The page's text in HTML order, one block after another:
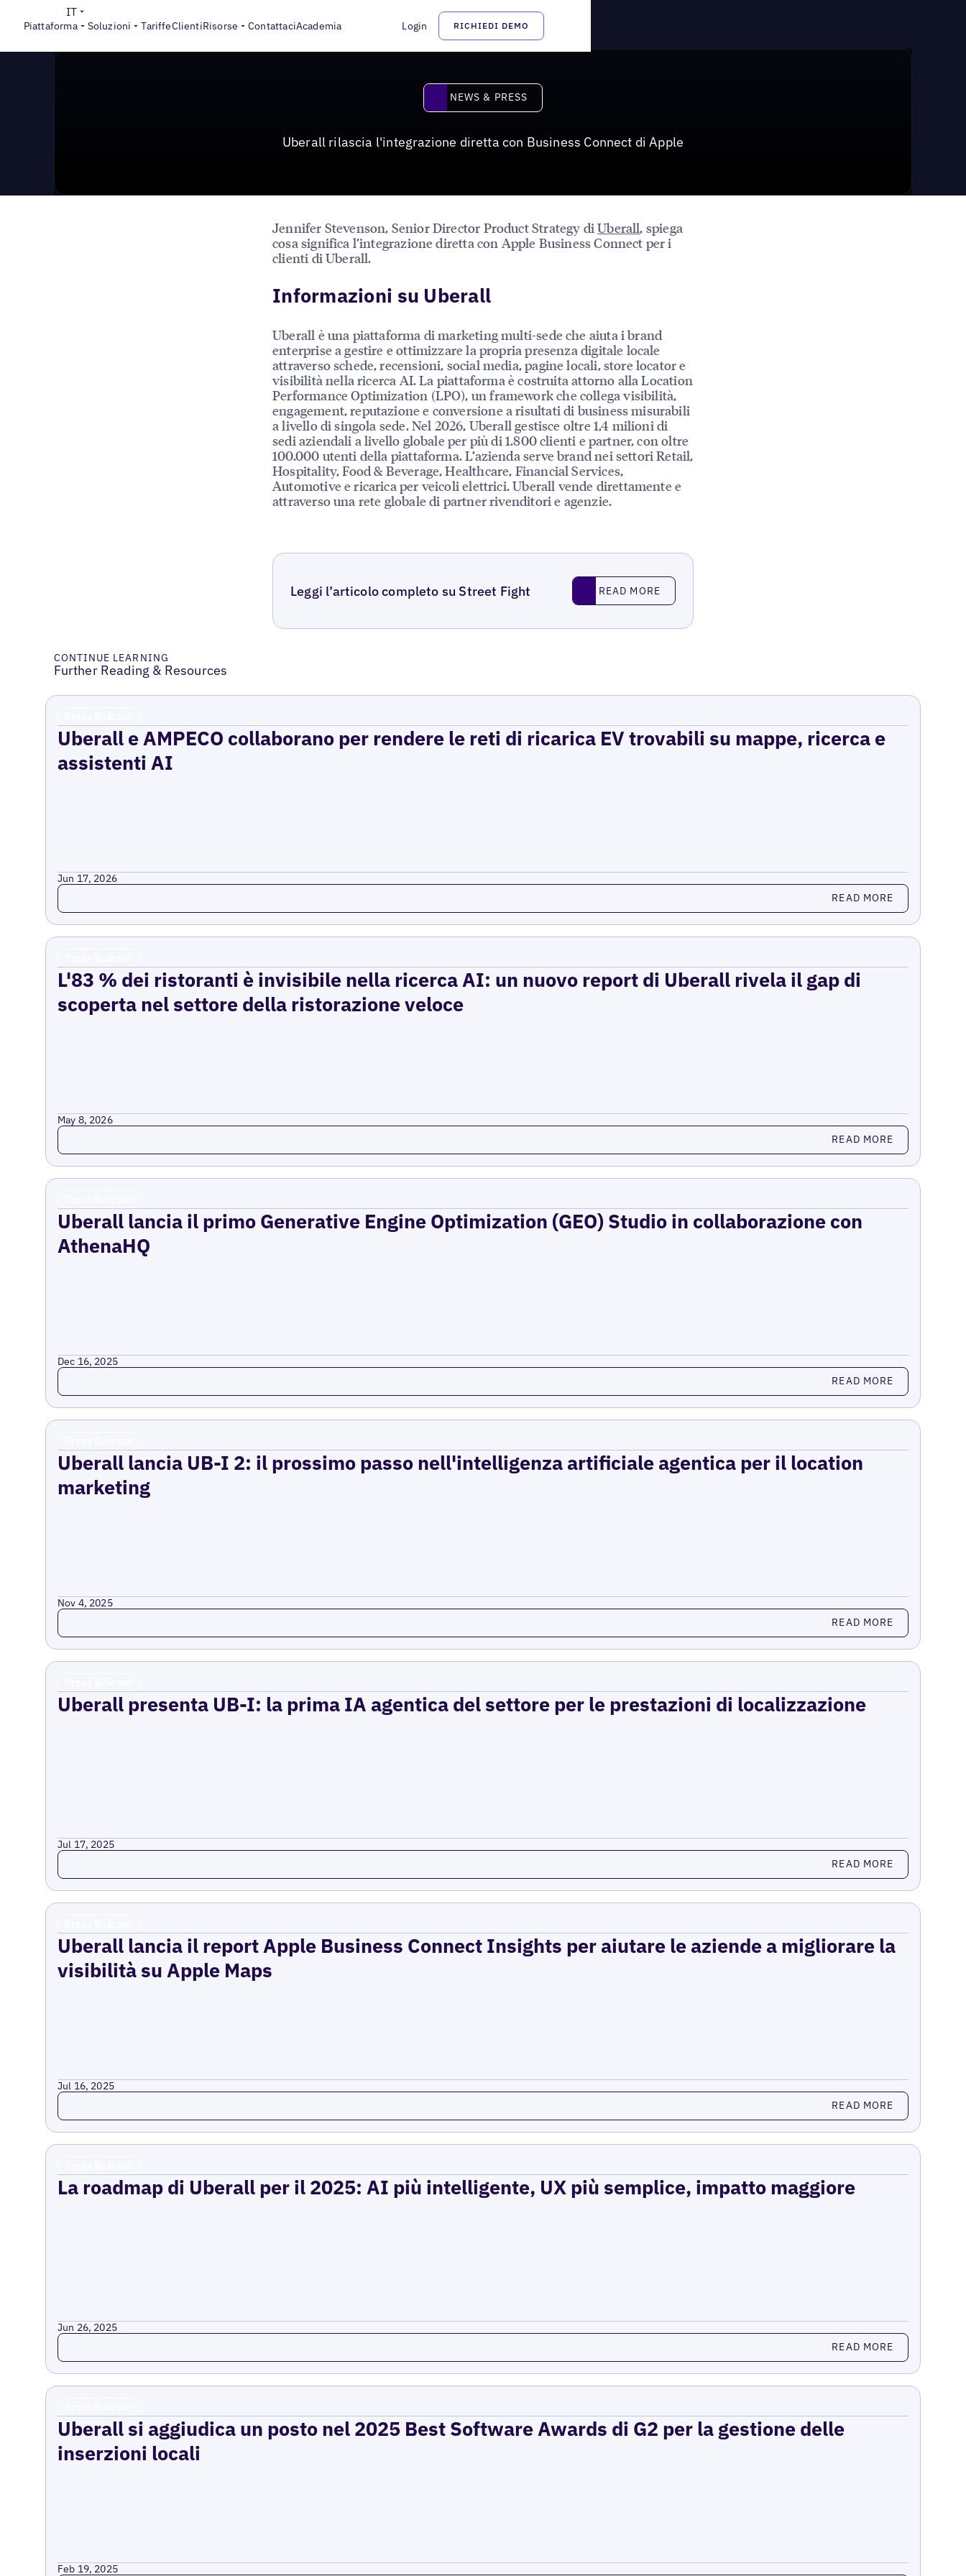
Piattaforma Soluzioni TariffeClientiRisorse ContattaciAcademia Login RICHIEDI DEMO
IT
News & Press Uberall rilascia l’integrazione diretta con Apple Business Connect
News & Press
NEWS & PRESS
Uberall rilascia l'integrazione diretta con Business Connect di Apple
Jennifer Stevenson, Senior Director Product Strategy diUberall, spiega
cosa significa l’integrazione diretta con Apple Business Connect per i
clienti di Uberall.
Informazioni su Uberall
Uberall è una piattaforma di marketing multi-sede che aiuta i brand
enterprise a gestire e ottimizzare la propria presenza digitale locale
attraverso schede, recensioni, social media, pagine locali, store locator e
visibilità nella ricerca AI. La piattaforma è costruita attorno alla Location
Performance Optimization (LPO), un framework che collega visibilità,
engagement, reputazione e conversione a risultati di business misurabili
a livello di singola sede. Nel 2026, Uberall gestisce oltre 1,4 milioni di
sedi aziendali a livello globale per più di 1.800 clienti e partner, con oltre
100.000 utenti della piattaforma. L’azienda serve brand nei settori Retail,
Hospitality, Food & Beverage, Healthcare, Financial Services,
Automotive e ricarica per veicoli elettrici. Uberall vende direttamente e
attraverso una rete globale di partner rivenditori e agenzie.
Leggi l’articolo completo su Street Fight Read More
READ MORE
CONTINUE LEARNING
Further Reading & Resources
Uberall e AMPECO collaborano per rendere le reti di ricarica EV trovabili su mappe, ricerca e
assistenti AI
Jun 17, 2026
Read more READ MORE
L'83 % dei ristoranti è invisibile nella ricerca AI: un nuovo report di Uberall rivela il gap di
scoperta nel settore della ristorazione veloce
May 8, 2026
Read more READ MORE
Uberall lancia il primo Generative Engine Optimization (GEO) Studio in collaborazione con
AthenaHQ
Dec 16, 2025
Read more READ MORE
Uberall lancia UB-I 2: il prossimo passo nell'intelligenza artificiale agentica per il location
marketing
Nov 4, 2025
Read more READ MORE
Uberall presenta UB-I: la prima IA agentica del settore per le prestazioni di localizzazione
Jul 17, 2025
Read more READ MORE
Uberall lancia il report Apple Business Connect Insights per aiutare le aziende a migliorare la
visibilità su Apple Maps
Jul 16, 2025
Read more READ MORE
La roadmap di Uberall per il 2025: AI più intelligente, UX più semplice, impatto maggiore
Jun 26, 2025
Read more READ MORE
Uberall si aggiudica un posto nel 2025 Best Software Awards di G2 per la gestione delle
inserzioni locali
Feb 19, 2025